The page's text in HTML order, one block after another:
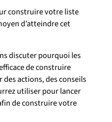
construire votre liste
d’atteindre cet
discuter pourquoi les
de construire
actions, des conseils
utiliser pour lancer
de construire votre